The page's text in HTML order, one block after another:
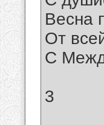
Весна
От
С
3